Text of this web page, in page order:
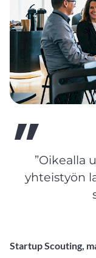
”Oikealla
yhteistyön
Startup Scouting,